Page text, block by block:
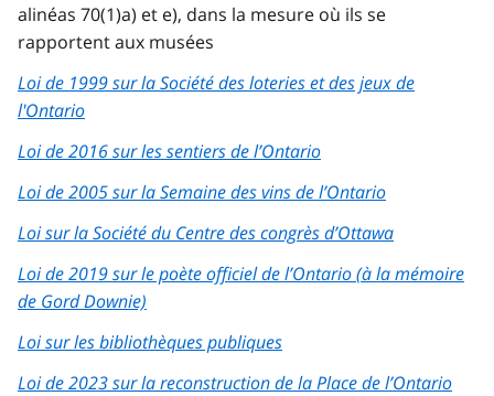
alinéas 70(1)a) et e), dans la mesure où ils se
rapportent aux musées
Loi de 1999 sur la Société des loteries et des jeux de
l'Ontario
Loi de 2016 sur les sentiers de l’Ontario
Loi de 2005 sur la Semaine des vins de l’Ontario
Loi sur la Société du Centre des congrès d’Ottawa
Loi de 2019 sur le poète officiel de l’Ontario (à la mémoire
de Gord Downie)
Loi sur les bibliothèques publiques
Loi de 2023 sur la reconstruction de la Place de l’Ontario